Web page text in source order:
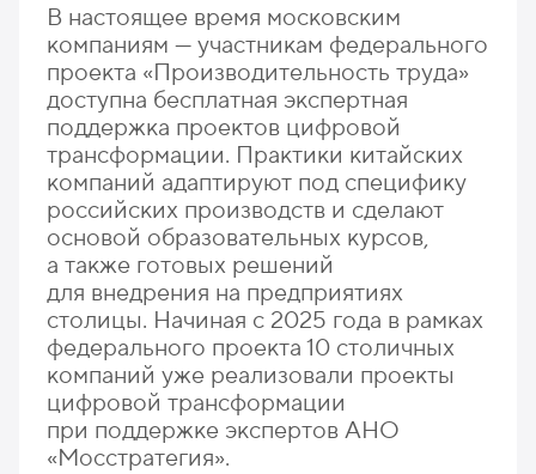
В настоящее время московским
компаниям — участникам федерального
проекта «Производительность труда»
доступна бесплатная экспертная
поддержка проектов цифровой
трансформации. Практики китайских
компаний адаптируют под специфику
российских производств и сделают
основой образовательных курсов,
а также готовых решений
для внедрения на предприятиях
столицы. Начиная с 2025 года в рамках
федерального проекта 10 столичных
компаний уже реализовали проекты
цифровой трансформации
при поддержке экспертов АНО
«Мосстратегия».